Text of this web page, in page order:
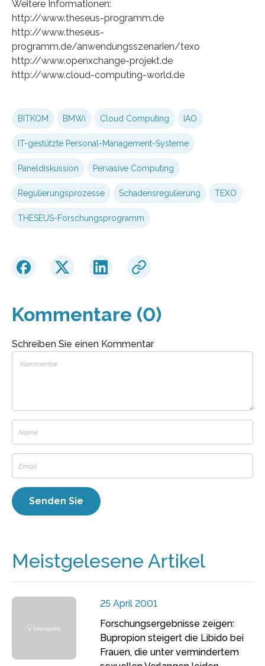
Weitere Informationen:
http://www.theseus-programm.de
http://www.theseus-
programm.de/anwendungsszenarien/texo
http://www.openxchange-projekt.de
http://www.cloud-computing-world.de
BITKOM BMWi Cloud Computing IAO
IT-gestützte Personal-Management-Systeme
Paneldiskussion Pervasive Computing
Regulierungsprozesse Schadensregulierung TEXO
THESEUS-Forschungsprogramm
Kommentare (0)
Schreiben Sie einen Kommentar
Meistgelesene Artikel
25 April 2001
Forschungsergebnisse zeigen:
Bupropion steigert die Libido bei
Frauen, die unter vermindertem